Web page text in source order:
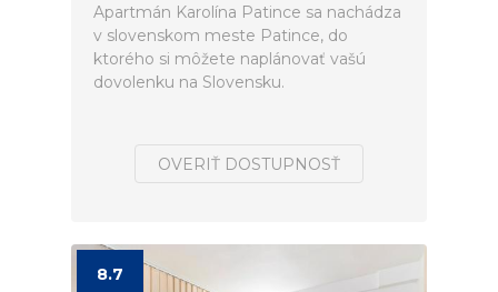
Apartmán Karolína Patince sa nachádza
v slovenskom meste Patince, do
ktorého si môžete naplánovať vašú
dovolenku na Slovensku.
OVERIŤ DOSTUPNOSŤ
8.7